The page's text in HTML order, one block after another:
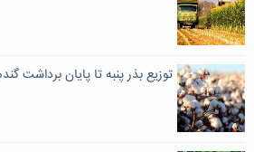
توزیع بذر پنبه تا پایان برداشت